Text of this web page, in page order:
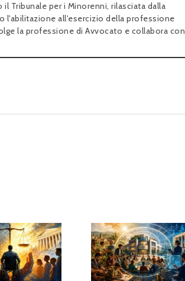
Tribunale per i Minorenni, rilasciata dalla
l'abilitazione all'esercizio della professione
la professione di Avvocato e collabora con